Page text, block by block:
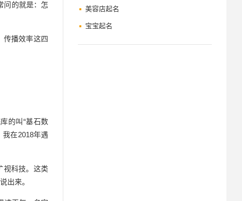
问的就是：怎
传播效率这四
的叫“基石数
在2018年遇
视科技。这类
出来。
美容店起名
宝宝起名